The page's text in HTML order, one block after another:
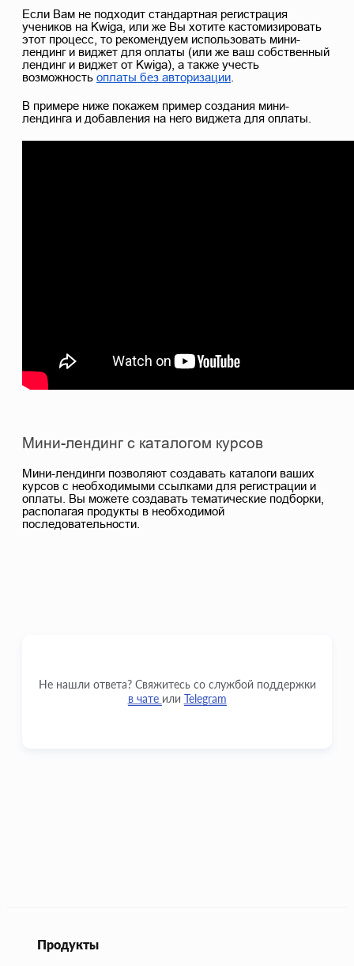
Если Вам не подходит стандартная регистрация
учеников на Kwiga, или же Вы хотите кастомизировать
этот процесс, то рекомендуем использовать мини-
лендинг и виджет для оплаты (или же ваш собственный
лендинг и виджет от Kwiga), а также учесть
возможность оплаты без авторизации
В примере ниже покажем пример создания мини-
лендинга и добавления на него виджета для оплаты.
Мини-лендинг с каталогом курсов
Мини-лендинги позволяют создавать каталоги ваших
курсов с необходимыми ссылками для регистрации и
оплаты. Вы можете создавать тематические подборки,
располагая продукты в необходимой
последовательности.
Не нашли ответа? Свяжитесь со службой поддержки
в чате или Telegram
Продукты